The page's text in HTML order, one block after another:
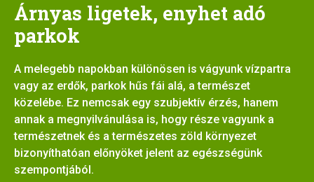
Árnyas ligetek, enyhet adó
parkok
A melegebb napokban különösen is vágyunk vízpartra
vagy az erdők, parkok hűs fái alá, a természet
közelébe. Ez nemcsak egy szubjektív érzés, hanem
annak a megnyilvánulása is, hogy része vagyunk a
természetnek és a természetes zöld környezet
bizonyíthatóan előnyöket jelent az egészségünk
szempontjából.